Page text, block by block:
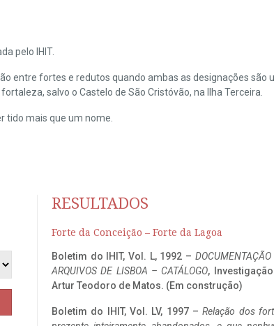
pelo IHIT.
entre fortes e redutos quando ambas as designações são
salvo o Castelo de São Cristóvão, na Ilha Terceira.
tido mais que um nome.
RESULTADOS
Forte da Conceição – Forte da Lagoa
Boletim do IHIT, Vol. L, 1992 –
ARQUIVOS DE LISBOA – CATÁLOGO,
Artur Teodoro de Matos. (Em construção)
Boletim do IHIT, Vol. LV, 1997 –Relação dos